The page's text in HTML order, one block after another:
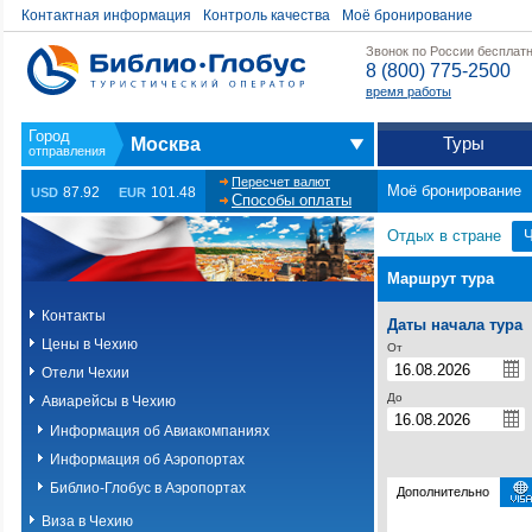
Контактная информация Контроль качества Моё бронирование
Звонок по России
8 (800) 775-2500
время работы
Москва Туры
USD 87.92 EUR 101.48
Пересчет валют
Способы оплаты
Моё бронирование
Контакты
Цены в Чехию
Отели Чехии
Авиарейсы в Чехию
Информация об Авиакомпаниях
Информация об Аэропортах
Библио-Глобус в Аэропортах
Виза в Чехию
Отдых в стране
Маршрут тура
Даты начала тура
От
До
Дополнительно